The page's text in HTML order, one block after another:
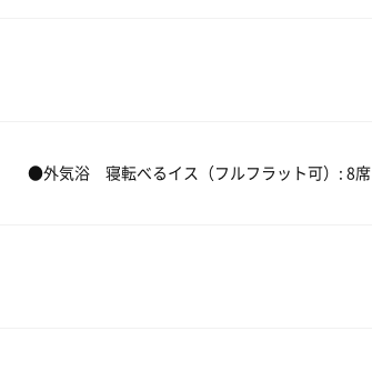
●外気浴 寝転べるイス（フルフラット可）: 8席